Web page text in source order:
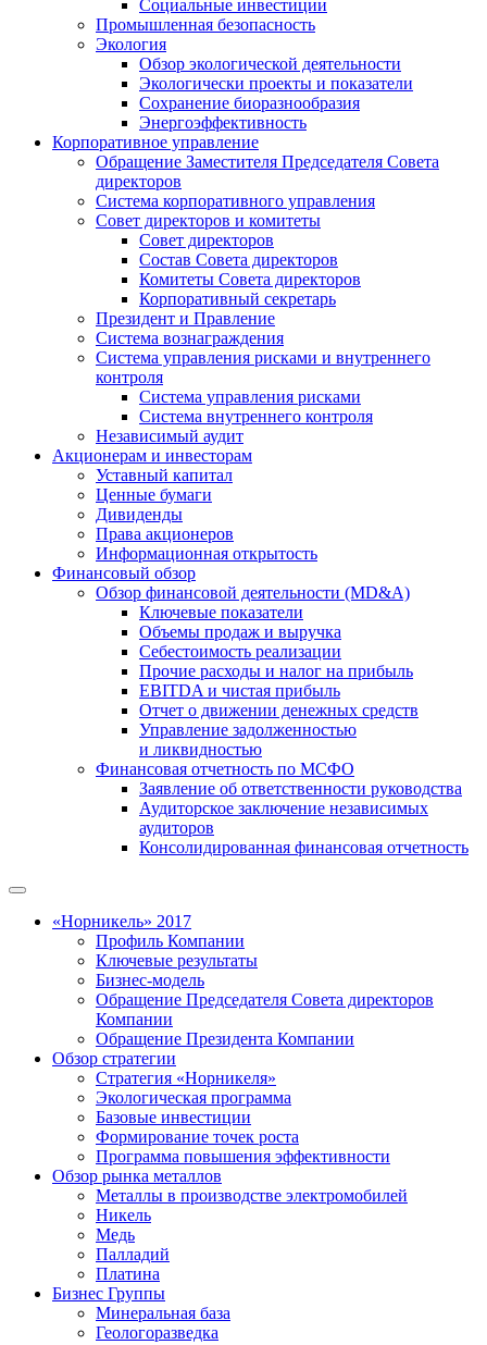
Социальные инвестиции
Промышленная безопасность
Экология
Обзор экологической деятельности
Экологически проекты и показатели
Сохранение биоразнообразия
Энергоэффективность
Корпоративное управление
Обращение Заместителя Председателя Совета
директоров
Система корпоративного управления
Совет директоров и комитеты
Совет директоров
Состав Совета директоров
Комитеты Совета директоров
Корпоративный секретарь
Президент и Правление
Система вознаграждения
Система управления рисками и внутреннего
контроля
Система управления рисками
Система внутреннего контроля
Независимый аудит
Акционерам и инвесторам
Уставный капитал
Ценные бумаги
Дивиденды
Права акционеров
Информационная открытость
Финансовый обзор
Обзор финансовой деятельности (MD&A)
Ключевые показатели
Объемы продаж и выручка
Себестоимость реализации
Прочие расходы и налог на прибыль
EBITDA и чистая прибыль
Отчет о движении денежных средств
Управление задолженностью
и ликвидностью
Финансовая отчетность по МСФО
Заявление об ответственности руководства
Аудиторское заключение независимых
аудиторов
Консолидированная финансовая отчетность
«Норникель» 2017
Профиль Компании
Ключевые результаты
Бизнес-модель
Обращение Председателя Совета директоров
Компании
Обращение Президента Компании
Обзор стратегии
Стратегия «Норникеля»
Экологическая программа
Базовые инвестиции
Формирование точек роста
Программа повышения эффективности
Обзор рынка металлов
Металлы в производстве электромобилей
Никель
Медь
Палладий
Платина
Бизнес Группы
Минеральная база
Геологоразведка